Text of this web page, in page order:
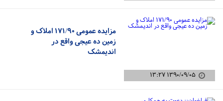
۱۳۹۰/۰۹/۰۵ ۱۳:۲۷
مزایده عمومی ۱۷۱/۹۰ املاک و
زمین ده عیجی واقع در
اندیمشک